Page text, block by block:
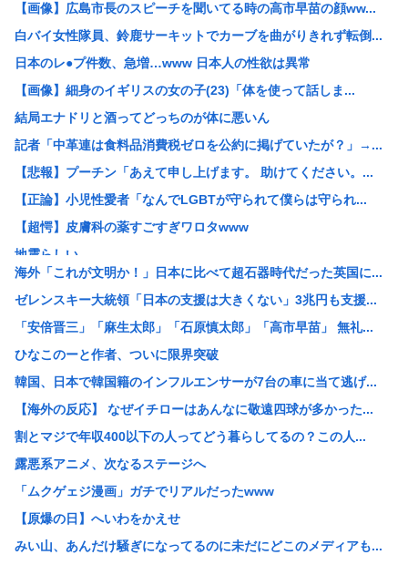
【画像】広島市長のスピーチを聞いてる時の高市早苗の顔ww...
白バイ女性隊員、鈴鹿サーキットでカーブを曲がりきれず転倒...
日本のレ●プ件数、急増…www 日本人の性欲は異常
【画像】細身のイギリスの女の子(23)「体を使って話しま...
結局エナドリと酒ってどっちのが体に悪いん
記者「中革連は食料品消費税ゼロを公約に掲げていたが？」→...
【悲報】プーチン「あえて申し上げます。 助けてください。...
【正論】小児性愛者「なんでLGBTが守られて僕らは守られ...
【超愕】皮膚科の薬すごすぎワロタwww
地震らしい
【画像】松本人志さん、大勢の若いファンに囲まれてご満悦
【画像】田舎のオフィスレディのTikTok、えっちすぎる
韓国人「日本で新発売Galaxy Z Foldが売り切れ...
【画像】辻希空ちゃん、顔だけで普通に使える
地球に落下する人工衛星のアルミニウムが大気に及ぼす影響を...
【朗報】みいちゃんと山田さん、大物漫画家たちから絶賛され...
【画像】ワイがBBA先輩から送られてきたライン、見るに耐...
【予算100万】 市長「特定外来生物クビアカは気持ち悪い...
日本の伝統文化『花火大会』、この5年で4分の1が消滅して...
職場の貸本の習慣が、本を大事にしないおばさんのせいで無く...
グラボ、国内価格4割値上げかwww
海外「これが文明か！」日本に比べて超石器時代だった英国に...
ゼレンスキー大統領「日本の支援は大きくない」3兆円も支援...
「安倍晋三」「麻生太郎」「石原慎太郎」「高市早苗」 無礼...
ひなこのーと作者、ついに限界突破
韓国、日本で韓国籍のインフルエンサーが7台の車に当て逃げ...
【海外の反応】 なぜイチローはあんなに敬遠四球が多かった...
割とマジで年収400以下の人ってどう暮らしてるの？この人...
露悪系アニメ、次なるステージへ
「ムクゲェジ漫画」ガチでリアルだったwww
【原爆の日】へいわをかえせ
みい山、あんだけ騒ぎになってるのに未だにどこのメディアも...